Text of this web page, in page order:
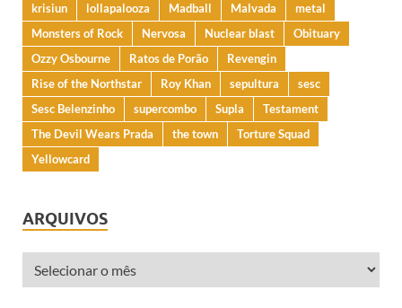
krisiun
lollapalooza Madball Malvada
metal
Monsters of Rock
Nervosa Nuclear blast
Obituary
Ozzy Osbourne
Ratos de Porão
Revengin
Rise of the Northstar
Roy Khan sepultura
sesc
Sesc Belenzinho
supercombo Supla
Testament
The Devil Wears Prada
the town
Torture Squad
Yellowcard
ARQUIVOS